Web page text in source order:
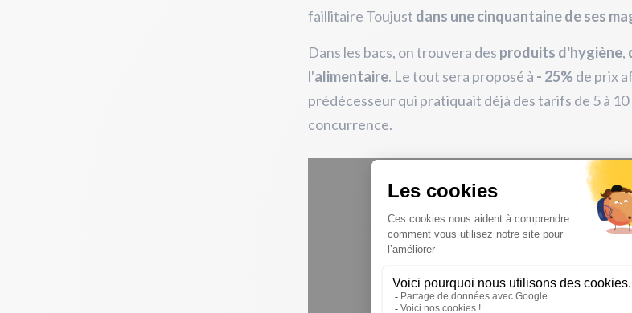
faillitaire Toujust dans une cinquantaine de ses
Dans les bacs, on trouvera des produits d'hygiène,
l'alimentaire. Le tout sera proposé à - 25%de prix
prédécesseur qui pratiquait déjà des tarifs de 5 à 10
concurrence.